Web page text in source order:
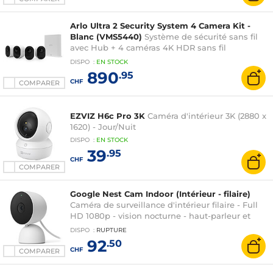
COMPARER
Arlo Ultra 2 Security System 4 Camera Kit -
Blanc (VMS5440) Système de sécurité sans fil
avec Hub + 4 caméras 4K HDR sans fil
intérieure/extérieure avec vision nocturne, angle
180°, zoom et projecteur compatible Google
Assistant et Amazon Alexa
DISPO : EN STOCK
CHF890.95
COMPARER
EZVIZ H6c Pro 3K Caméra d'intérieur 3K (2880 x
1620) - Jour/Nuit
DISPO : EN STOCK
CHF39.95
COMPARER
Google Nest Cam Indoor (Intérieur - filaire)
Caméra de surveillance d'intérieur filaire - Full
HD 1080p - vision nocturne - haut-parleur et
microphone - champ de vision 130° - détection
de mouvement
DISPO : RUPTURE
CHF92.50